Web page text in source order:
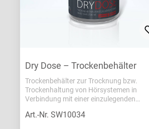
Dry Dose – Trockenbehälter
Trockenbehälter zur Trocknung bzw.
Trockenhaltung von Hörsystemen in
Verbindung mit einer einzulegenden
Trocknung über Nacht
Art.-Nr. SW10034